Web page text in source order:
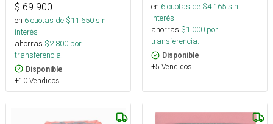
$ 69.900
en 6cuotas de $11.650sin
interés
ahorras $2.800 por
transferencia.
Disponible
+10 Vendidos
en 6cuotas de $4.165sin
interés
ahorras $1.000 por
transferencia.
Disponible
+5 Vendidos